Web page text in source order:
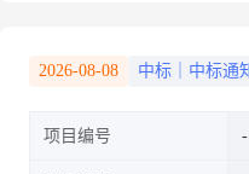
2026-08-08 中标｜中标通
项目编号